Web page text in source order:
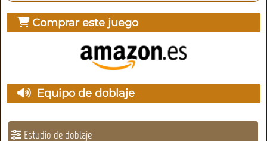
Comprar este juego
Equipo de doblaje
Estudio de doblaje